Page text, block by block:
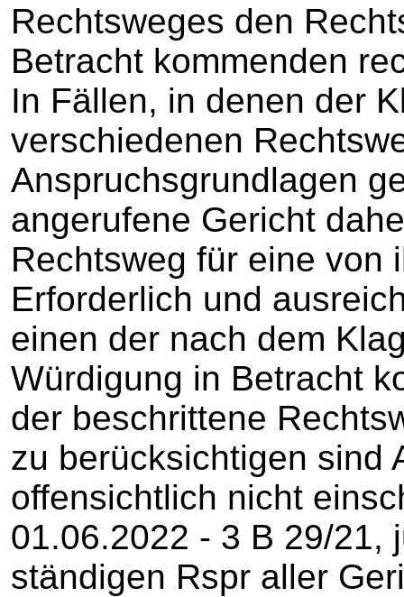
Rechtsweges den
Betracht kommenden
In Fällen, in denen der
verschiedenen
Anspruchsgrundlagen
angerufene Gericht
Rechtsweg für eine von
Erforderlich und
einen der nach dem
Würdigung in Betracht
der beschrittene
zu berücksichtigen sind
offensichtlich nicht
01.06.2022 - 3 B 29/21,
ständigen Rspr aller